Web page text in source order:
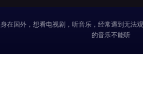
身在国外，想看电视剧，听音乐，经常遇到无法
的音乐不能听